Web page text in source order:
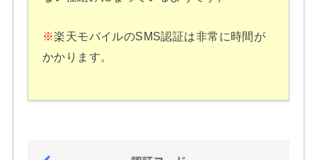
※楽天モバイルのSMS認証は非常に時間が
かかります。